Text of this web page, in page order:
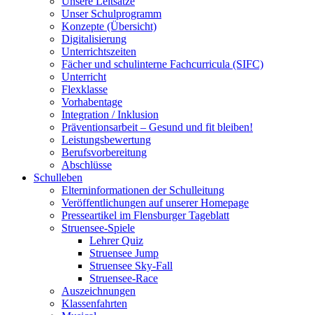
Unser Schulprogramm
Konzepte (Übersicht)
Digitalisierung
Unterrichtszeiten
Fächer und schulinterne Fachcurricula (SIFC)
Unterricht
Flexklasse
Vorhabentage
Integration / Inklusion
Präventionsarbeit – Gesund und fit bleiben!
Leistungsbewertung
Berufsvorbereitung
Abschlüsse
Schulleben
Elterninformationen der Schulleitung
Veröffentlichungen auf unserer Homepage
Presseartikel im Flensburger Tageblatt
Struensee-Spiele
Lehrer Quiz
Struensee Jump
Struensee Sky-Fall
Struensee-Race
Auszeichnungen
Klassenfahrten